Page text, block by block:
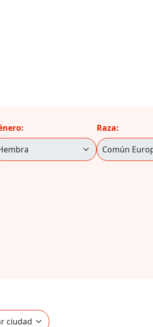
Raza: